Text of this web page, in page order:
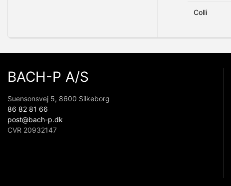
Colli
BACH-P A/S
Suensonsvej 5, 8600 Silkeborg
86 82 81 66
post@bach-p.dk
CVR 20932147